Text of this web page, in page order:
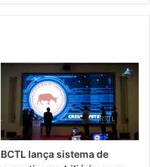
BCTL lança sistema de